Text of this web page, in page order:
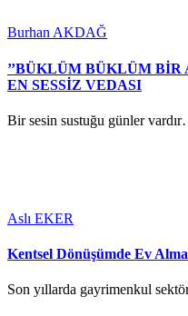
Burhan AKDAĞ
’’BÜKLÜM BÜKLÜM BİR
EN SESSİZ VEDASI
Bir sesin sustuğu günler
Aslı EKER
Kentsel Dönüşümde Ev
Son yıllarda gayrimenkul